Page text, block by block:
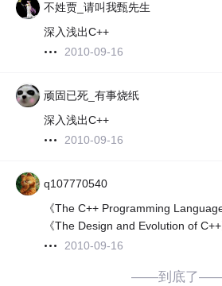
不姓贾_请叫我甄先生
深入浅出C++
2010-09-16
顽固已死_有事烧纸
深入浅出C++
2010-09-16
q107770540
《The C++ Programming Language
《The Design and Evolution of C++
2010-09-16
——到底了